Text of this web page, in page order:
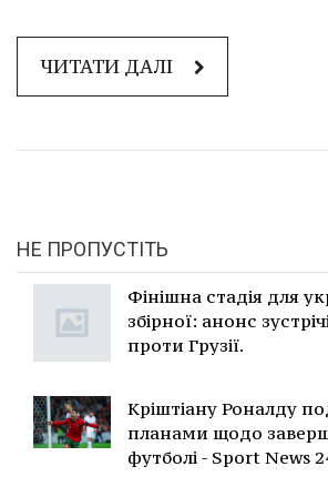
ЧИТАТИ ДАЛІ
НЕ ПРОПУСТІТЬ
Фінішна стадія для
збірної: анонс
проти Грузії.
Кріштіану Роналду
планами щодо
футболі - Sport News